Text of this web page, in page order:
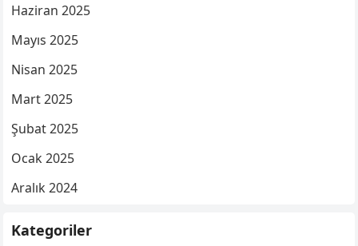
Haziran 2025
Mayıs 2025
Nisan 2025
Mart 2025
Şubat 2025
Ocak 2025
Aralık 2024
Kategoriler